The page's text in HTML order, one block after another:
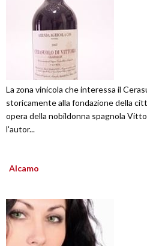
La zona vinicola che interessa il
storicamente alla fondazione della
opera della nobildonna spagnola
l'autor...
Alcamo